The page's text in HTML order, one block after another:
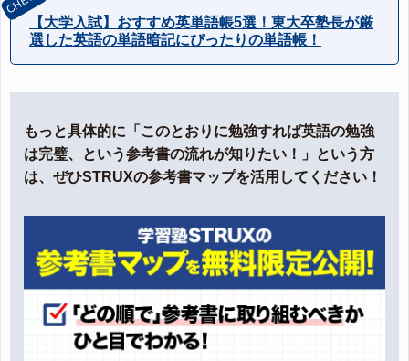
【大学入試】おすすめ英単語帳5選！東大卒塾長が厳
選した英語の単語暗記にぴったりの単語帳！
もっと具体的に「このとおりに勉強すれば英語の勉強
は完璧、という参考書の流れが知りたい！」という方
は、ぜひSTRUXの参考書マップを活用してください！